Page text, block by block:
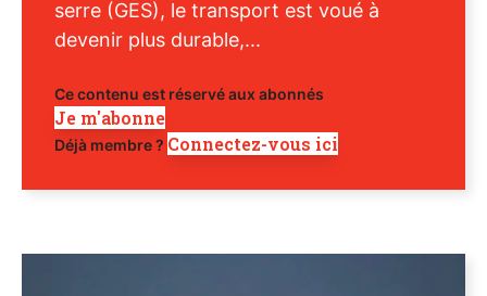
serre (GES), le transport est voué à
devenir plus durable,...
Ce contenu est réservé aux abonnés
Je m'abonne
Déjà membre ? Connectez-vous ici